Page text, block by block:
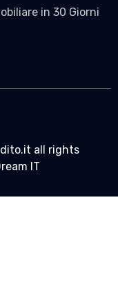
in 30 Giorni
all rights
IT